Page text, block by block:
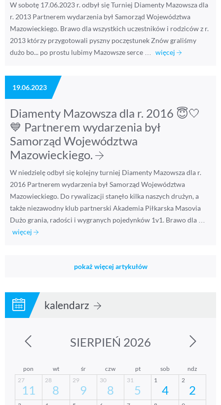
W sobotę 17.06.2023 r. odbył się Turniej Diamenty Mazowsza dla
r. 2013 Partnerem wydarzenia był Samorząd Województwa
Mazowieckiego. Brawo dla wszystkich uczestników i rodziców z r.
2013 którzy przygotowali pyszny poczęstunek Znów graliśmy
dużo bo... po prostu lubimy Mazowsze serce …
więcej
19.06.2023
Diamenty Mazowsza dla r. 2016 😇🤍
💙 Partnerem wydarzenia był
Samorząd Województwa
Mazowieckiego.
W niedzielę odbył się kolejny turniej Diamenty Mazowsza dla r.
2016 Partnerem wydarzenia był Samorząd Województwa
Mazowieckiego. Do rywalizacji stanęło kilka naszych drużyn, a
także niezawodny klub partnerski Akademia Piłkarska Masovia
Dużo grania, radości i wygranych pojedynków 1v1. Brawo dla …
więcej
pokaż więcej artykułów
kalendarz